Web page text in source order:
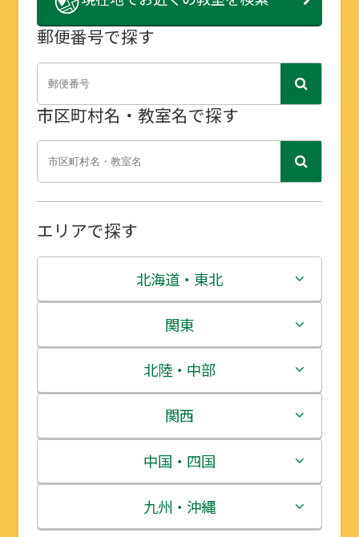
郵便番号で探す
市区町村名・教室名で探す
エリアで探す
北海道・東北
北海道
青森県
岩手県
宮城県
秋田県
関東
茨城県
栃木県
群馬県
埼玉県
北陸・中部
新潟県
富山県
石川県
関西
三重県
滋賀県
中国・四国
鳥取県
九州・沖縄